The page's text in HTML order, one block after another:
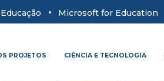
Microsoft for Education
PROJETOS CIÊNCIA E TECNOLOGIA